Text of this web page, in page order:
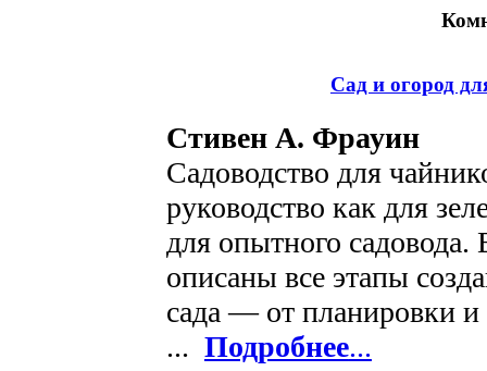
Сад и огород
Стивен А. Фрауин
Садоводство для
руководство как для
для опытного садовода.
описаны все этапы
сада — от планировки
... Подробнее...